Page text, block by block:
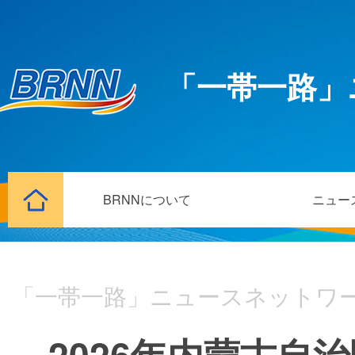
「一帯一路
BRNNについて ニュー
「一帯一路」ニュースネットワ